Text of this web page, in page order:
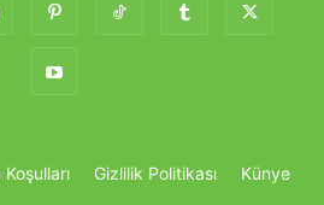
Koşulları Gizlilik Politikası Künye